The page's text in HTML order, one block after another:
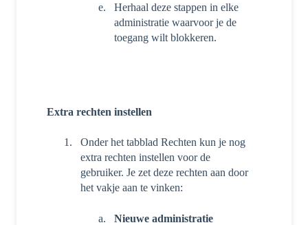
Herhaal deze stappen in elke
administratie waarvoor je de
toegang wilt blokkeren.
Extra rechten instellen
Onder het tabblad Rechten kun je nog
extra rechten instellen voor de
gebruiker. Je zet deze rechten aan door
het vakje aan te vinken:
Nieuwe administratie